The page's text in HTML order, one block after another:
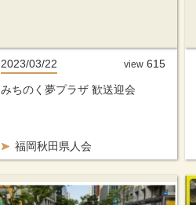
2023/03/22
福岡秋田県人会
みちのく夢プラザ 歓送迎会
view 615